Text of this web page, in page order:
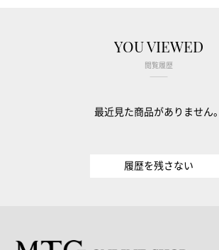
YOU VIEWED
閲覧履歴
最近見た商品がありません。
履歴を残さない